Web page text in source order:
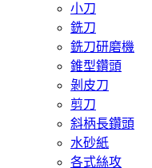
小刀
銑刀
銑刀研磨機
錐型鑽頭
剝皮刀
剪刀
斜柄長鑽頭
水砂紙
各式絲攻